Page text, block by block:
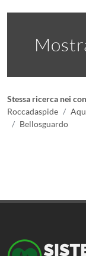
Stessa ricerca nei
Roccadaspide
Bellosguardo